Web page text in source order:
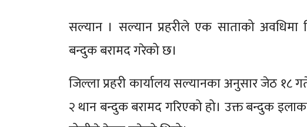
सल्यान । सल्यान प्रहरीले एक साताको अवधिमा
बन्दुक बरामद गरेको छ।
जिल्ला प्रहरी कार्यालय सल्यानका अनुसार जेठ १८
२ थान बन्दुक बरामद गरिएको हो। उक्त बन्दुक